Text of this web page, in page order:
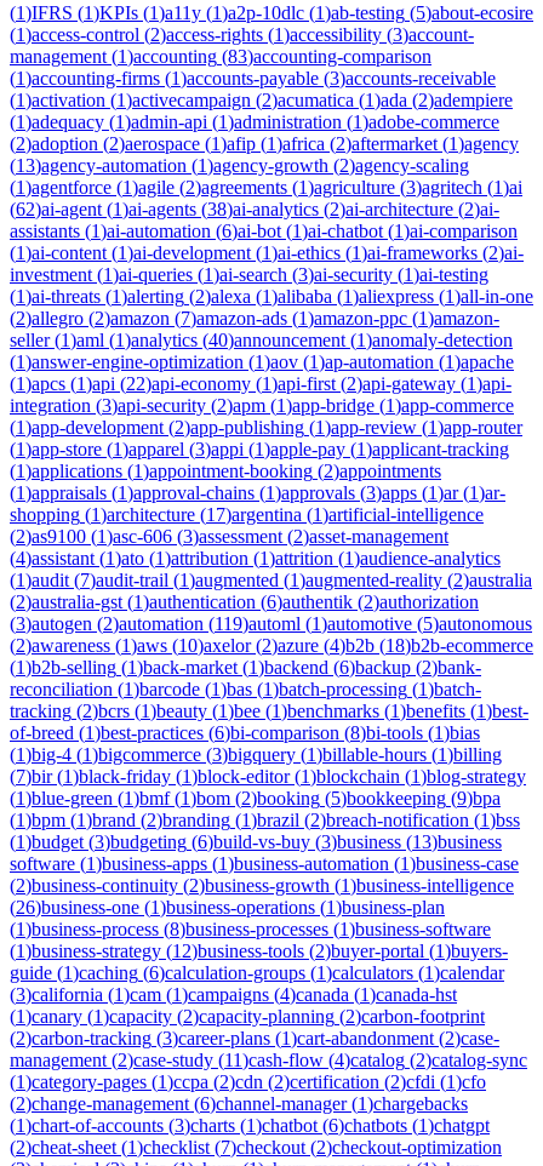
(1)IFRS (1)KPIs (1)a11y (1)a2p-10dlc (1)ab-testing (5)about-ecosire
(1)access-control (2)access-rights (1)accessibility (3)account-
management (1)accounting (83)accounting-comparison
(1)accounting-firms (1)accounts-payable (3)accounts-receivable
(1)activation (1)activecampaign (2)acumatica (1)ada (2)adempiere
(1)adequacy (1)admin-api (1)administration (1)adobe-commerce
(2)adoption (2)aerospace (1)afip (1)africa (2)aftermarket (1)agency
(13)agency-automation (1)agency-growth (2)agency-scaling
(1)agentforce (1)agile (2)agreements (1)agriculture (3)agritech (1)ai
(62)ai-agent (1)ai-agents (38)ai-analytics (2)ai-architecture (2)ai-
assistants (1)ai-automation (6)ai-bot (1)ai-chatbot (1)ai-comparison
(1)ai-content (1)ai-development (1)ai-ethics (1)ai-frameworks (2)ai-
investment (1)ai-queries (1)ai-search (3)ai-security (1)ai-testing
(1)ai-threats (1)alerting (2)alexa (1)alibaba (1)aliexpress (1)all-in-one
(2)allegro (2)amazon (7)amazon-ads (1)amazon-ppc (1)amazon-
seller(1)aml (1)analytics (40)announcement (1)anomaly-detection
(1)answer-engine-optimization (1)aov (1)ap-automation (1)apache
(1)apcs (1)api (22)api-economy (1)api-first (2)api-gateway (1)api-
integration (3)api-security (2)apm (1)app-bridge (1)app-commerce
(1)app-development (2)app-publishing (1)app-review (1)app-router
(1)app-store (1)apparel (3)appi (1)apple-pay (1)applicant-tracking
(1)applications (1)appointment-booking (2)appointments
(1)appraisals (1)approval-chains (1)approvals (3)apps (1)ar(1)ar-
shopping (1)architecture (17)argentina (1)artificial-intelligence
(2)as9100 (1)asc-606 (3)assessment (2)asset-management
(4)assistant (1)ato (1)attribution (1)attrition (1)audience-analytics
(1)audit (7)audit-trail (1)augmented (1)augmented-reality (2)australia
(2)australia-gst (1)authentication (6)authentik (2)authorization
(3)autogen (2)automation (119)automl (1)automotive (5)autonomous
(2)awareness (1)aws (10)axelor(2)azure (4)b2b (18)b2b-ecommerce
(1)b2b-selling (1)back-market (1)backend (6)backup (2)bank-
reconciliation (1)barcode (1)bas (1)batch-processing (1)batch-
tracking (2)bcrs (1)beauty (1)bee (1)benchmarks (1)benefits (1)best-
of-breed (1)best-practices (6)bi-comparison (8)bi-tools (1)bias
(1)big-4 (1)bigcommerce (3)bigquery (1)billable-hours (1)billing
(7)bir(1)black-friday (1)block-editor(1)blockchain (1)blog-strategy
(1)blue-green (1)bmf(1)bom (2)booking (5)bookkeeping (9)bpa
(1)bpm (1)brand (2)branding (1)brazil (2)breach-notification (1)bss
(1)budget (3)budgeting (6)build-vs-buy (3)business (13)business
software (1)business-apps (1)business-automation (1)business-case
(2)business-continuity (2)business-growth (1)business-intelligence
(26)business-one (1)business-operations (1)business-plan
(1)business-process (8)business-processes (1)business-software
(1)business-strategy (12)business-tools (2)buyer-portal (1)buyers-
guide (1)caching (6)calculation-groups (1)calculators (1)calendar
(3)california (1)cam (1)campaigns (4)canada (1)canada-hst
(1)canary (1)capacity (2)capacity-planning (2)carbon-footprint
(2)carbon-tracking (3)career-plans (1)cart-abandonment (2)case-
management (2)case-study (11)cash-flow (4)catalog (2)catalog-sync
(1)category-pages (1)ccpa (2)cdn (2)certification (2)cfdi (1)cfo
(2)change-management (6)channel-manager(1)chargebacks
(1)chart-of-accounts (3)charts (1)chatbot (6)chatbots (1)chatgpt
(2)cheat-sheet (1)checklist (7)checkout (2)checkout-optimization